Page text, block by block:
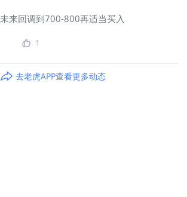
未来回调到700-800再适当买入
1
去老虎APP查看更多动态